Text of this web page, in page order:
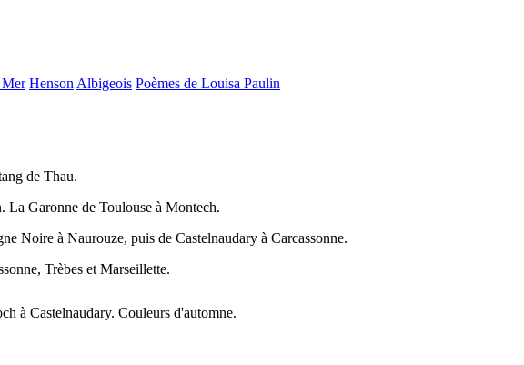
Henson Albigeois Poèmes de Louisa Paulin
de Thau.
La Garonne de Toulouse à Montech.
Noire à Naurouze, puis de Castelnaudary à Carcassonne.
Trèbes et Marseillette.